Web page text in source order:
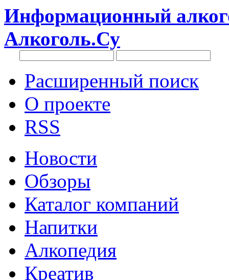
Информационный
Алкоголь.Су
Расширенный поиск
О проекте
RSS
Новости
Обзоры
Каталог компаний
Напитки
Алкопедия
Креатив